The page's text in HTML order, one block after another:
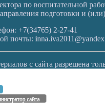
по воспитательной
подготовки и
+7(34765) 2-27-41
почты:
с сайта разрешена
сайта